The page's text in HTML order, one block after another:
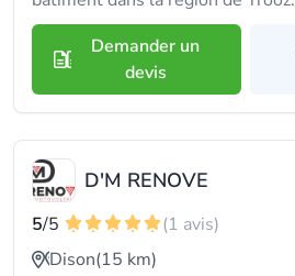
Demander un
devis
D'M RENOVE
5/5
(1 avis)
Dison(15 km)